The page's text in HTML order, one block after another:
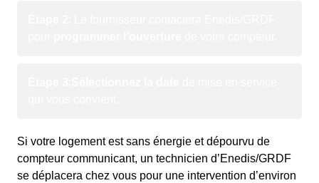
Si votre logement est sans énergie et dépourvu de
compteur communicant, un technicien d’Enedis/GRDF
se déplacera chez vous pour une intervention d’environ